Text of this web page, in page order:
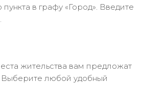
в графу «Город». Введите
жительства вам предложат
Выберите любой удобный